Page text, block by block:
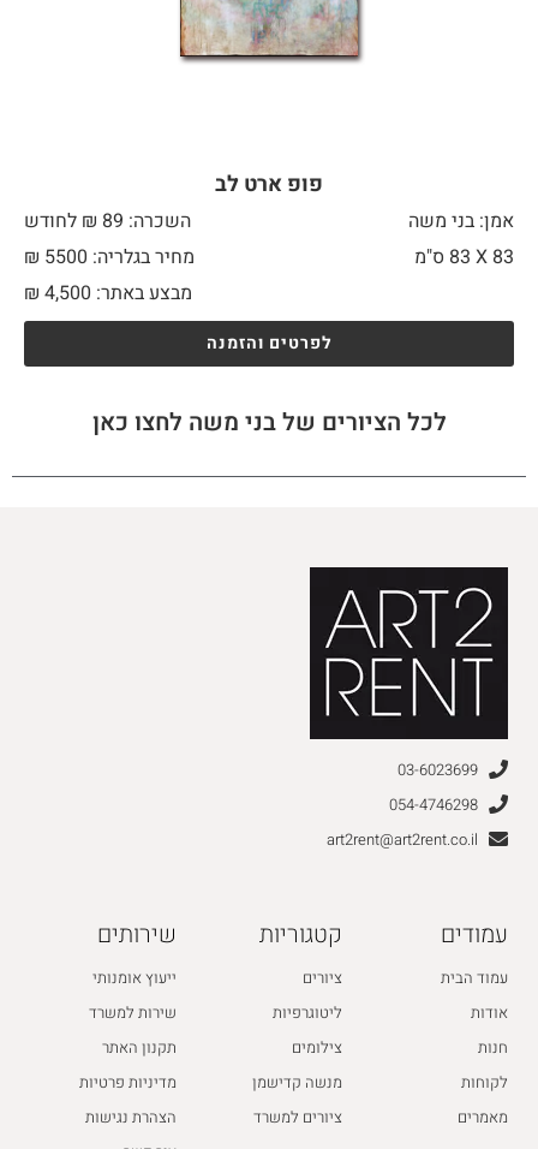
פופ ארט לב
אמן: בני משה
השכרה: 89 ₪ לחודש
83 X
מחיר בגלריה: 5500 ₪
מבצע באתר:
₪ 4,500
לפרטים והזמנה
לכל הציורים של בני משה לחצו כאן
03-6023699
054-4746298
art2rent@art2rent.co.il
עמודים
עמוד הבית
אודות
חנות
לקוחות
מאמרים
קטגוריות
ציורים
ליטוגרפיות
צילומים
מנשה קדישמן
ציורים למשרד
שירותים
ייעוץ אומנותי
שירות למשרד
תקנון האתר
מדיניות פרטיות
הצהרת נגישות